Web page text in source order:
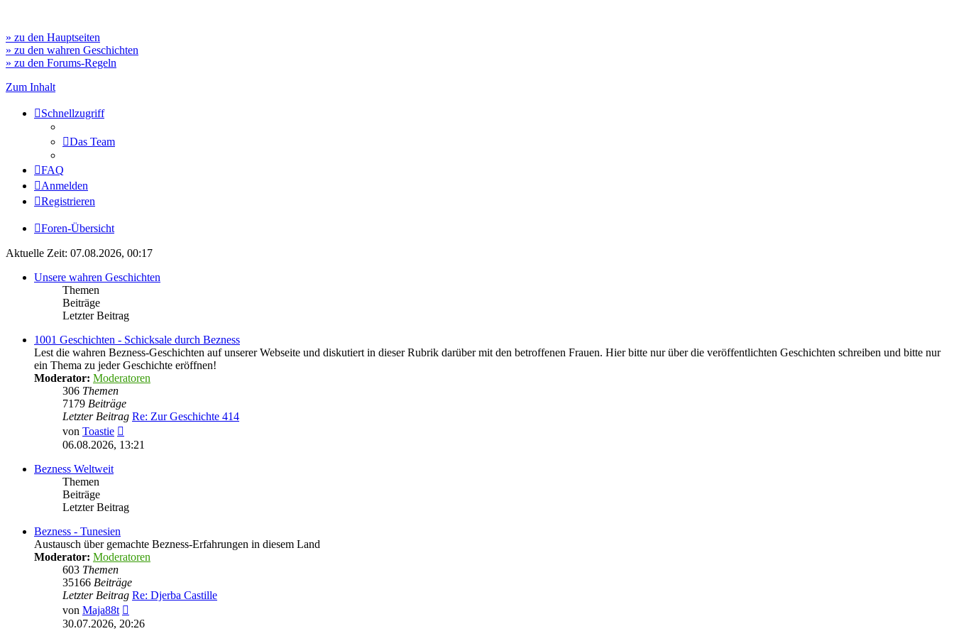
» zu den Hauptseiten
» zu den wahren Geschichten
» zu den Forums-Regeln
Zum Inhalt
Schnellzugriff
Das Team
FAQ
Anmelden
Registrieren
Foren-Übersicht
Aktuelle Zeit: 07.08.2026, 00:17
Unsere wahren Geschichten
Themen
Beiträge
Letzter Beitrag
1001 Geschichten - Schicksale durch Bezness
Lest die wahren Bezness-Geschichten auf unserer Webseite und diskutiert in dieser Rubrik darüber mit den betroffenen Frauen. Hier bitte nur über die veröffentlichten Geschichten schreiben und bitte nur
ein Thema zu jeder Geschichte eröffnen!
Moderator: Moderatoren
306 Themen
7179 Beiträge
Letzter Beitrag Re: Zur Geschichte 414
von Toastie
Beitrag
06.08.2026, 13:21
Bezness Weltweit
Themen
Beiträge
Letzter Beitrag
Bezness - Tunesien
Austausch über gemachte Bezness-Erfahrungen in diesem Land
Moderator: Moderatoren
603 Themen
35166 Beiträge
Letzter Beitrag Re: Djerba Castille
von Maja88t
Beitrag
30.07.2026, 20:26